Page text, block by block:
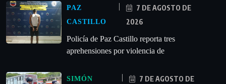
PAZ
CASTILLO
7 DE AGOSTO DE
2026
‎Policía de Paz Castillo reporta tres
aprehensiones por violencia de
SIMÓN
7 DE AGOSTO DE